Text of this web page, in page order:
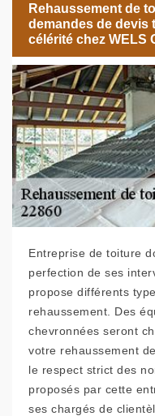
Rehaussement de
demandes de devis
célérité chez WELS
Entreprise de toiture
perfection de ses
propose différents
rehaussement. Des
chevronnées seront
votre rehaussement
le respect strict des
proposés par cette
ses chargés de